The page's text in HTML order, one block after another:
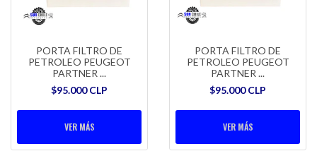
PORTA FILTRO DE
PETROLEO PEUGEOT
PARTNER ...
$95.000 CLP
VER MÁS
PORTA FILTRO DE
PETROLEO PEUGEOT
PARTNER ...
$95.000 CLP
VER MÁS